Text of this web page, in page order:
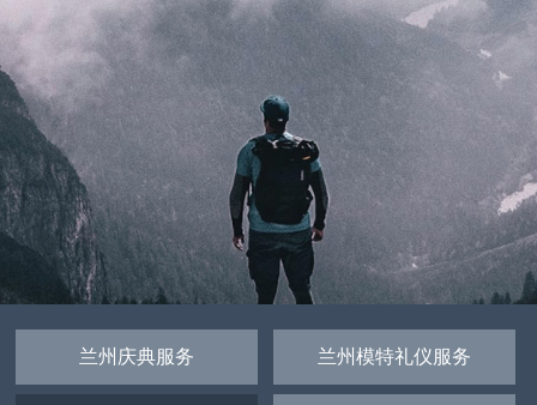
兰州庆典服务 兰州模特礼仪服务